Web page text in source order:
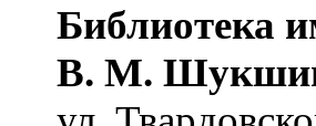
Библиотека
В. М.